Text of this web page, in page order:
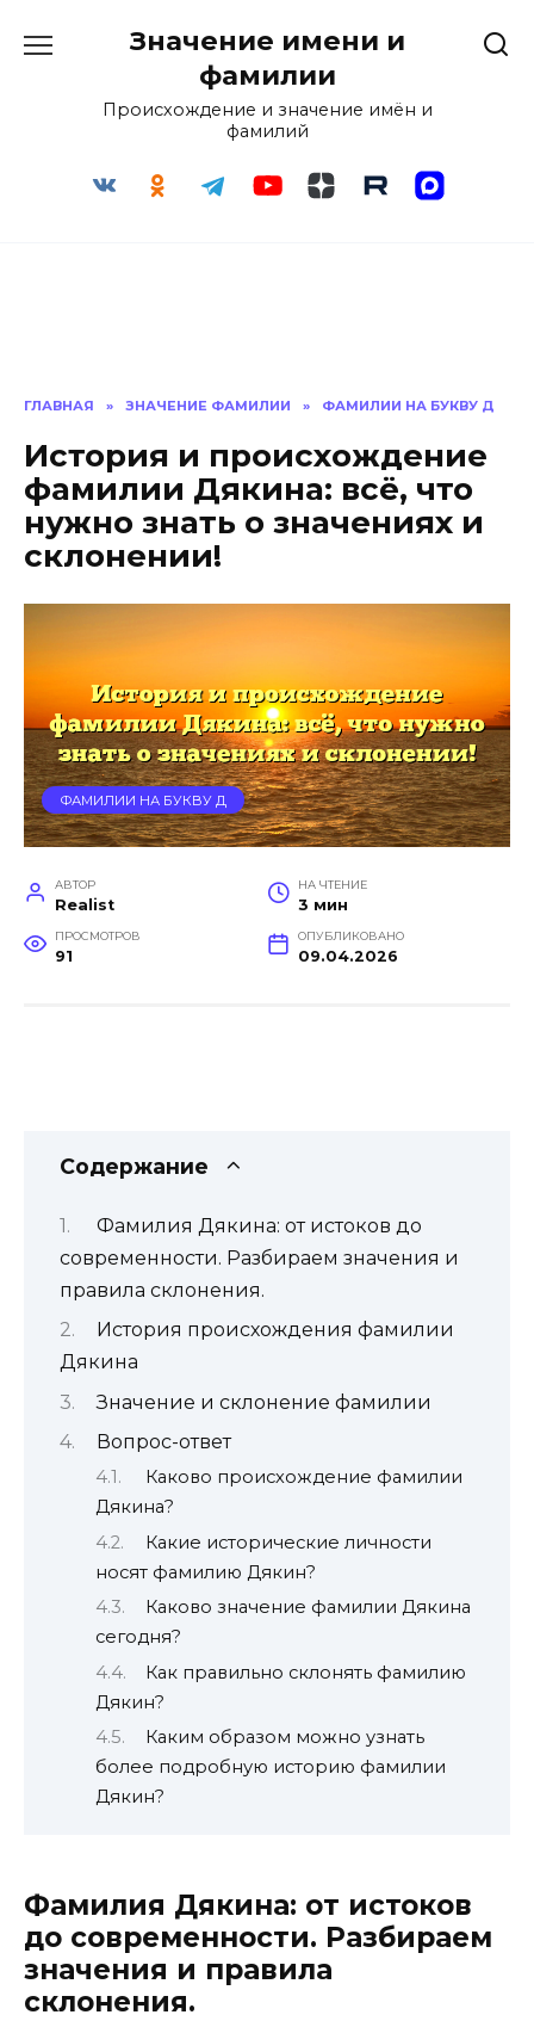
Значение имени и
фамилии
Происхождение и значение имён и
фамилий
ГЛАВНАЯ » ЗНАЧЕНИЕ ФАМИЛИИ » ФАМИЛИИ НА БУКВУ Д
История и происхождение
фамилии Дякина: всё, что
нужно знать о значениях и
склонении!
ФАМИЛИИ НА БУКВУ Д
АВТОР
Realist
НА ЧТЕНИЕ
3 мин
ПРОСМОТРОВ
91
ОПУБЛИКОВАНО
09.04.2026
Содержание
Фамилия Дякина: от истоков до
современности. Разбираем значения и
правила склонения.
История происхождения фамилии
Дякина
Значение и склонение фамилии
Вопрос-ответ
Каково происхождение фамилии
Дякина?
Какие исторические личности
носят фамилию Дякин?
Каково значение фамилии Дякина
сегодня?
Как правильно склонять фамилию
Дякин?
Каким образом можно узнать
более подробную историю фамилии
Дякин?
Фамилия Дякина: от истоков
до современности. Разбираем
значения и правила
склонения.